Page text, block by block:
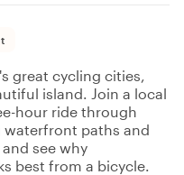
great cycling cities,
island. Join a local
hour ride through
waterfront paths and
see why
best from a bicycle.